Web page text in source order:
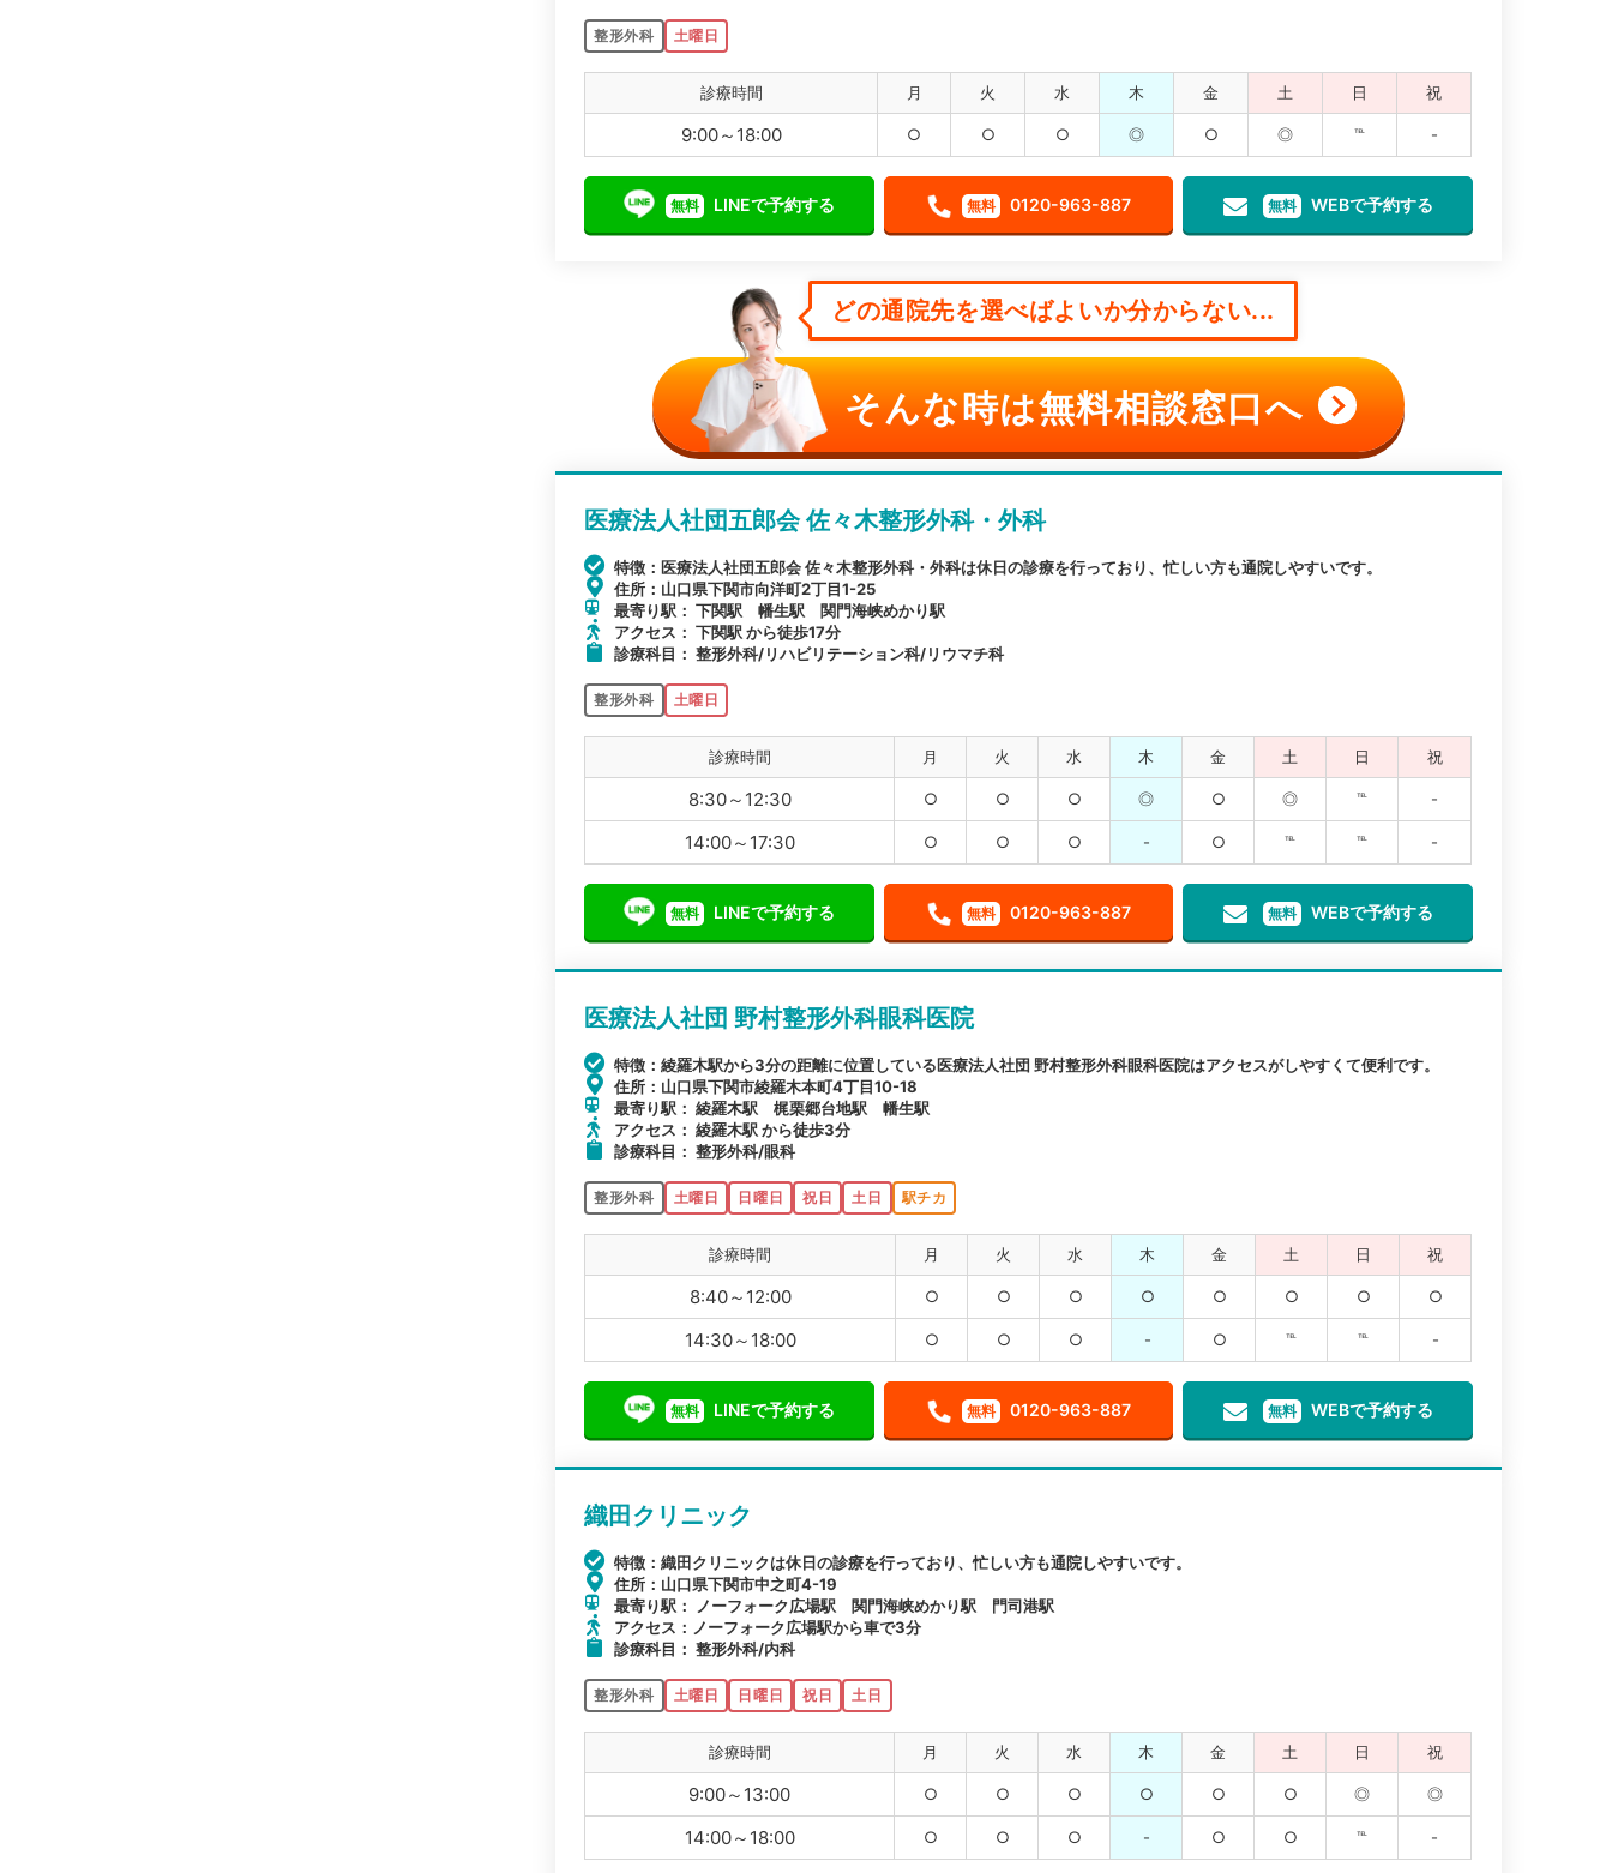
整形外科 土曜日
診療時間 月 火 水 木 金 土 日 祝
9:00～18:00 ○ ○ ○ ◎ ○ ◎ ℡ -
無料 LINEで予約する 無料 0120-963-887 無料 WEBで予約する
どの通院先を選べばよいか分からない...
そんな時は無料相談窓口へ
医療法人社団五郎会 佐々木整形外科・外科
特徴：医療法人社団五郎会 佐々木整形外科・外科は休日の診療を行っており、忙しい方も通院しやすいです。
住所：山口県下関市向洋町2丁目1-25
最寄り駅： 下関駅 幡生駅 関門海峡めかり駅
アクセス： 下関駅 から徒歩17分
診療科目： 整形外科/リハビリテーション科/リウマチ科
整形外科 土曜日
診療時間 月 火 水 木 金 土 日 祝
8:30～12:30 ○ ○ ○ ◎ ○ ◎ ℡ -
14:00～17:30 ○ ○ ○ - ○ ℡ ℡ -
無料 LINEで予約する 無料 0120-963-887 無料 WEBで予約する
医療法人社団 野村整形外科眼科医院
特徴：綾羅木駅から3分の距離に位置している医療法人社団 野村整形外科眼科医院はアクセスがしやすくて便利です。
住所：山口県下関市綾羅木本町4丁目10-18
最寄り駅： 綾羅木駅 梶栗郷台地駅 幡生駅
アクセス： 綾羅木駅 から徒歩3分
診療科目： 整形外科/眼科
整形外科 土曜日 日曜日 祝日 土日 駅チカ
診療時間 月 火 水 木 金 土 日 祝
8:40～12:00 ○ ○ ○ ○ ○ ○ ○ ○
14:30～18:00 ○ ○ ○ - ○ ℡ ℡ -
無料 LINEで予約する 無料 0120-963-887 無料 WEBで予約する
織田クリニック
特徴：織田クリニックは休日の診療を行っており、忙しい方も通院しやすいです。
住所：山口県下関市中之町4-19
最寄り駅： ノーフォーク広場駅 関門海峡めかり駅 門司港駅
アクセス：ノーフォーク広場駅から車で3分
診療科目： 整形外科/内科
整形外科 土曜日 日曜日 祝日 土日
診療時間 月 火 水 木 金 土 日 祝
9:00～13:00 ○ ○ ○ ○ ○ ○ ◎ ◎
14:00～18:00 ○ ○ ○ - ○ ○ ℡ -